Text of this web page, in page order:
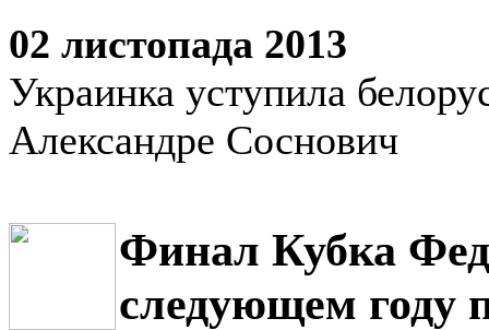
02 листопада 2013
Украинка уступила
Александре Соснович
Финал Кубка
следующем году